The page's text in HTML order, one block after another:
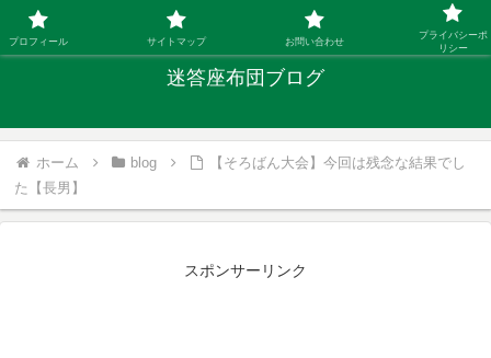
「ひとり親」40代シングルファザーの子育て迷答
迷答座布団ブログ
ホーム blog
【そろばん大会】今回は残念な結果でし
た【長男】
スポンサーリンク
プロフィール サイトマップ お問い合わせ
プライバシーポ
リシー